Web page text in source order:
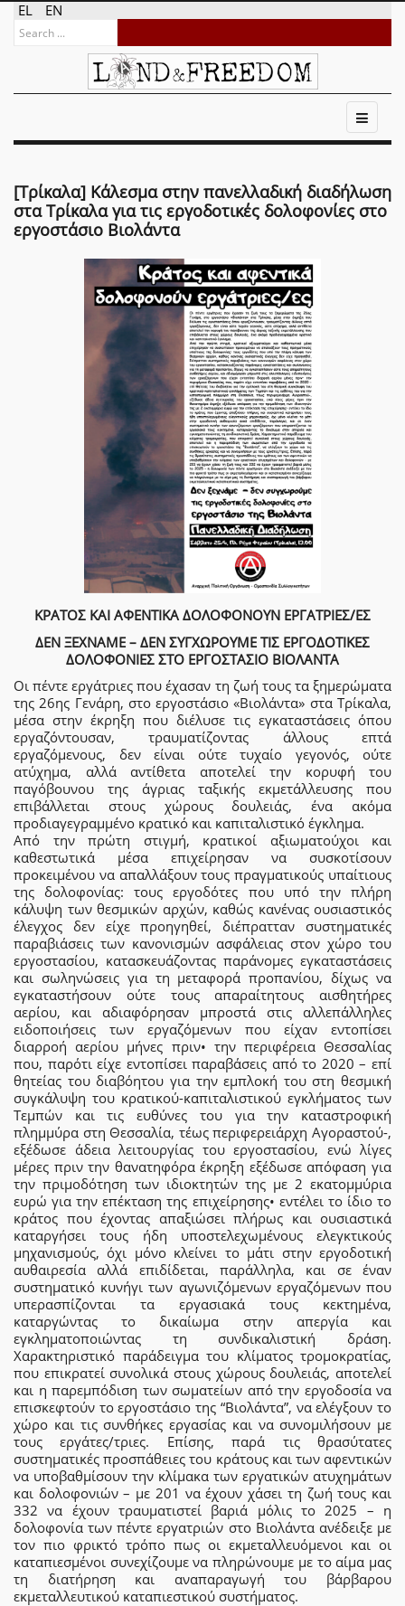
EL EN
[Τρίκαλα] Κάλεσμα στην πανελλαδική διαδήλωση
στα Τρίκαλα για τις εργοδοτικές δολοφονίες στο
εργοστάσιο Βιολάντα
ΚΡΑΤΟΣ ΚΑΙ ΑΦΕΝΤΙΚΑ ΔΟΛΟΦΟΝΟΥΝ ΕΡΓΑΤΡΙΕΣ/ΕΣ
ΔΕΝ ΞΕΧΝΑΜΕ – ΔΕΝ ΣΥΓΧΩΡΟΥΜΕ ΤΙΣ ΕΡΓΟΔΟΤΙΚΕΣ
ΔΟΛΟΦΟΝΙΕΣ ΣΤΟ ΕΡΓΟΣΤΑΣΙΟ ΒΙΟΛΑΝΤΑ
Οι πέντε εργάτριες που έχασαν τη ζωή τους τα ξημερώματα
της 26ης Γενάρη, στο εργοστάσιο «Βιολάντα» στα Τρίκαλα,
μέσα στην έκρηξη που διέλυσε τις εγκαταστάσεις όπου
εργαζόντουσαν, τραυματίζοντας άλλους επτά
εργαζόμενους, δεν είναι ούτε τυχαίο γεγονός, ούτε
ατύχημα, αλλά αντίθετα αποτελεί την κορυφή του
παγόβουνου της άγριας ταξικής εκμετάλλευσης που
επιβάλλεται στους χώρους δουλειάς, ένα ακόμα
προδιαγεγραμμένο κρατικό και καπιταλιστικό έγκλημα.
Από την πρώτη στιγμή, κρατικοί αξιωματούχοι και
καθεστωτικά μέσα επιχείρησαν να συσκοτίσουν
προκειμένου να απαλλάξουν τους πραγματικούς υπαίτιους
της δολοφονίας: τους εργοδότες που υπό την πλήρη
κάλυψη των θεσμικών αρχών, καθώς κανένας ουσιαστικός
έλεγχος δεν είχε προηγηθεί, διέπρατταν συστηματικές
παραβιάσεις των κανονισμών ασφάλειας στον χώρο του
εργοστασίου, κατασκευάζοντας παράνομες εγκαταστάσεις
και σωληνώσεις για τη μεταφορά προπανίου, δίχως να
εγκαταστήσουν ούτε τους απαραίτητους αισθητήρες
αερίου, και αδιαφόρησαν μπροστά στις αλλεπάλληλες
ειδοποιήσεις των εργαζόμενων που είχαν εντοπίσει
διαρροή αερίου μήνες πριν• την περιφέρεια Θεσσαλίας
που, παρότι είχε εντοπίσει παραβάσεις από το 2020 – επί
θητείας του διαβόητου για την εμπλοκή του στη θεσμική
συγκάλυψη του κρατικού-καπιταλιστικού εγκλήματος των
Τεμπών και τις ευθύνες του για την καταστροφική
πλημμύρα στη Θεσσαλία, τέως περιφερειάρχη Αγοραστού-,
εξέδωσε άδεια λειτουργίας του εργοστασίου, ενώ λίγες
μέρες πριν την θανατηφόρα έκρηξη εξέδωσε απόφαση για
την πριμοδότηση των ιδιοκτητών της με 2 εκατομμύρια
ευρώ για την επέκταση της επιχείρησης• εντέλει το ίδιο το
κράτος που έχοντας απαξιώσει πλήρως και ουσιαστικά
καταργήσει τους ήδη υποστελεχωμένους ελεγκτικούς
μηχανισμούς, όχι μόνο κλείνει το μάτι στην εργοδοτική
αυθαιρεσία αλλά επιδίδεται, παράλληλα, και σε έναν
συστηματικό κυνήγι των αγωνιζόμενων εργαζόμενων που
υπερασπίζονται τα εργασιακά τους κεκτημένα,
καταργώντας το δικαίωμα στην απεργία και
εγκληματοποιώντας τη συνδικαλιστική δράση.
Χαρακτηριστικό παράδειγμα του κλίματος τρομοκρατίας,
που επικρατεί συνολικά στους χώρους δουλειάς, αποτελεί
και η παρεμπόδιση των σωματείων από την εργοδοσία να
επισκεφτούν το εργοστάσιο της “Βιολάντα”, να ελέγξουν το
χώρο και τις συνθήκες εργασίας και να συνομιλήσουν με
τους εργάτες/τριες. Επίσης, παρά τις θρασύτατες
συστηματικές προσπάθειες του κράτους και των αφεντικών
να υποβαθμίσουν την κλίμακα των εργατικών ατυχημάτων
και δολοφονιών – με 201 να έχουν χάσει τη ζωή τους και
332 να έχουν τραυματιστεί βαριά μόλις το 2025 – η
δολοφονία των πέντε εργατριών στο Βιολάντα ανέδειξε με
τον πιο φρικτό τρόπο πως οι εκμεταλλευόμενοι και οι
καταπιεσμένοι συνεχίζουμε να πληρώνουμε με το αίμα μας
τη διατήρηση και αναπαραγωγή του βάρβαρου
εκμεταλλευτικού καταπιεστικού συστήματος.